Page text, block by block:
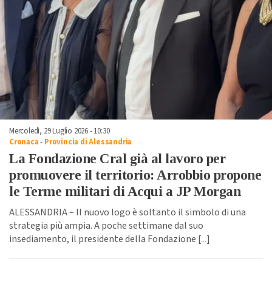
Mercoledì, 29 Luglio 2026 - 10:30
Cronaca- Provincia di Alessandria
La Fondazione Cral già al lavoro per
promuovere il territorio: Arrobbio propone
le Terme militari di Acqui a JP Morgan
ALESSANDRIA – Il nuovo logo è soltanto il simbolo di una
strategia più ampia. A poche settimane dal suo
insediamento, il presidente della Fondazione [...]